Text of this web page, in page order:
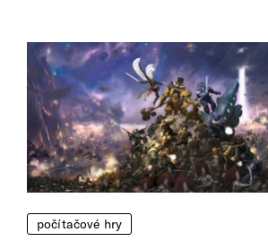
počítačové hry